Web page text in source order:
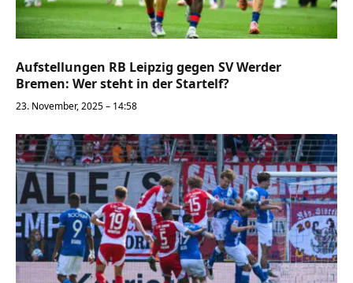
Aufstellungen RB Leipzig gegen SV Werder
Bremen: Wer steht in der Startelf?
23. November, 2025 – 14:58